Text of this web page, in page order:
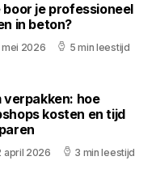
boor je professioneel
in beton?
mei 2026 5 min leestijd
verpakken: hoe
kosten en tijd
april 2026 3 min leestijd